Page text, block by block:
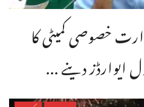
خصوصی کمیٹی کا